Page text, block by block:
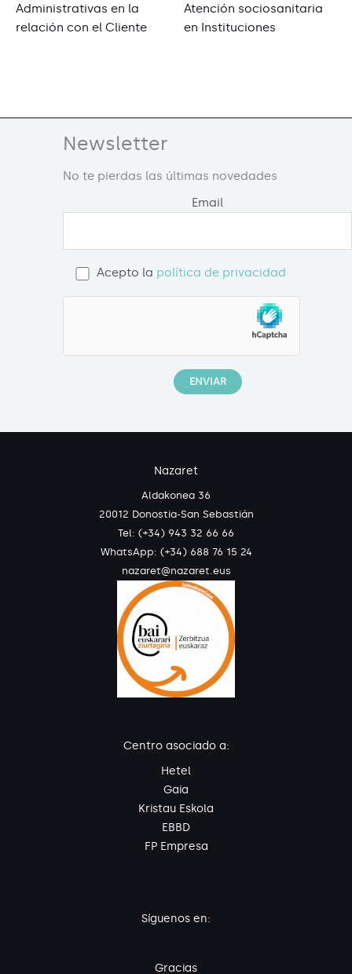
Administrativas en la
relación con el Cliente
Atención sociosanitaria
en Instituciones
Newsletter
No te pierdas las últimas novedades
Email
Acepto la política de privacidad
Nazaret
Aldakonea 36
20012 Donostia-San Sebastián
Tel: (+34) 943 32 66 66
WhatsApp: (+34) 688 76 15 24
nazaret@nazaret.eus
Centro asociado a:
Hetel
Gaia
Kristau Eskola
EBBD
FP Empresa
Síguenos en:
Gracias